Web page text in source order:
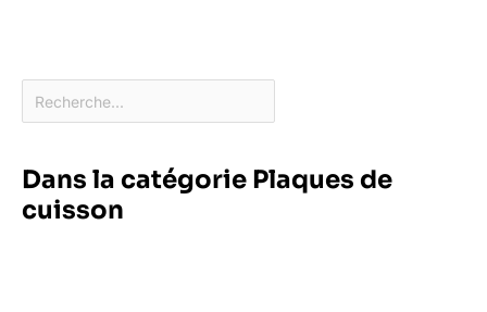
Dans la catégorie Plaques de
cuisson